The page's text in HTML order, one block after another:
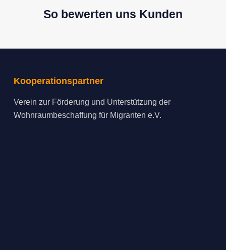
So bewerten uns Kunden
Kooperationspartner
Verein zur Förderung und Unterstützung der
Wohnraumbeschaffung für Migranten e.V.